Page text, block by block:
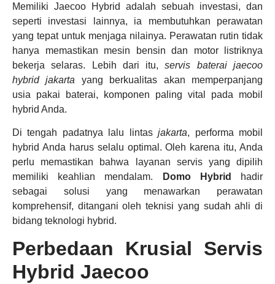
Memiliki Jaecoo Hybrid adalah sebuah investasi, dan
seperti investasi lainnya, ia membutuhkan perawatan
yang tepat untuk menjaga nilainya. Perawatan rutin tidak
hanya memastikan mesin bensin dan motor listriknya
bekerja selaras. Lebih dari itu,servis baterai jaecoo
hybrid jakarta yang berkualitas akan memperpanjang
usia pakai baterai, komponen paling vital pada mobil
hybrid Anda.
Di tengah padatnya lalu lintasjakarta, performa mobil
hybrid Anda harus selalu optimal. Oleh karena itu, Anda
perlu memastikan bahwa layanan servis yang dipilih
memiliki keahlian mendalam.
Domo Hybrid
hadir
sebagai solusi yang menawarkan perawatan
komprehensif, ditangani oleh teknisi yang sudah ahli di
bidang teknologi hybrid.
Perbedaan Krusial Servis
Hybrid Jaecoo